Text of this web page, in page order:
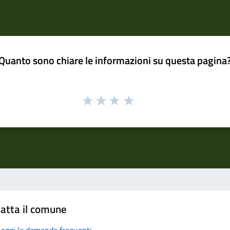
sono chiare le informazioni su questa
il comune